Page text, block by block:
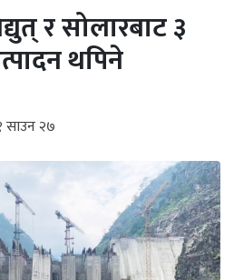
र सोलारबाट ३
थपिने
साउन २७